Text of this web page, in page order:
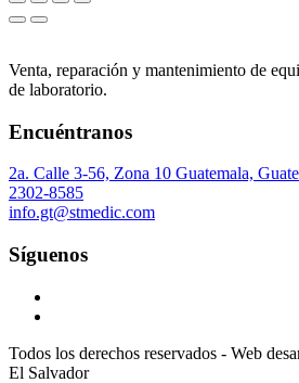
Venta, reparación y mantenimiento de
de laboratorio.
Encuéntranos
2a. Calle 3-56, Zona 10 Guatemala,
2302-8585
info.gt@stmedic.com
Síguenos
Todos los derechos reservados - Web
El Salvador